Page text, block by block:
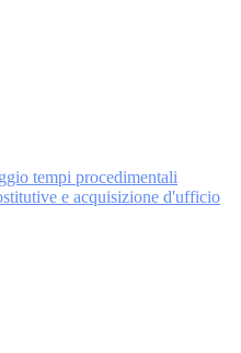
tempi procedimentali
e acquisizione d'ufficio